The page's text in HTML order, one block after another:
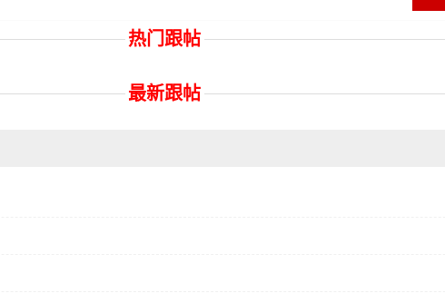
热门跟帖
最新跟帖